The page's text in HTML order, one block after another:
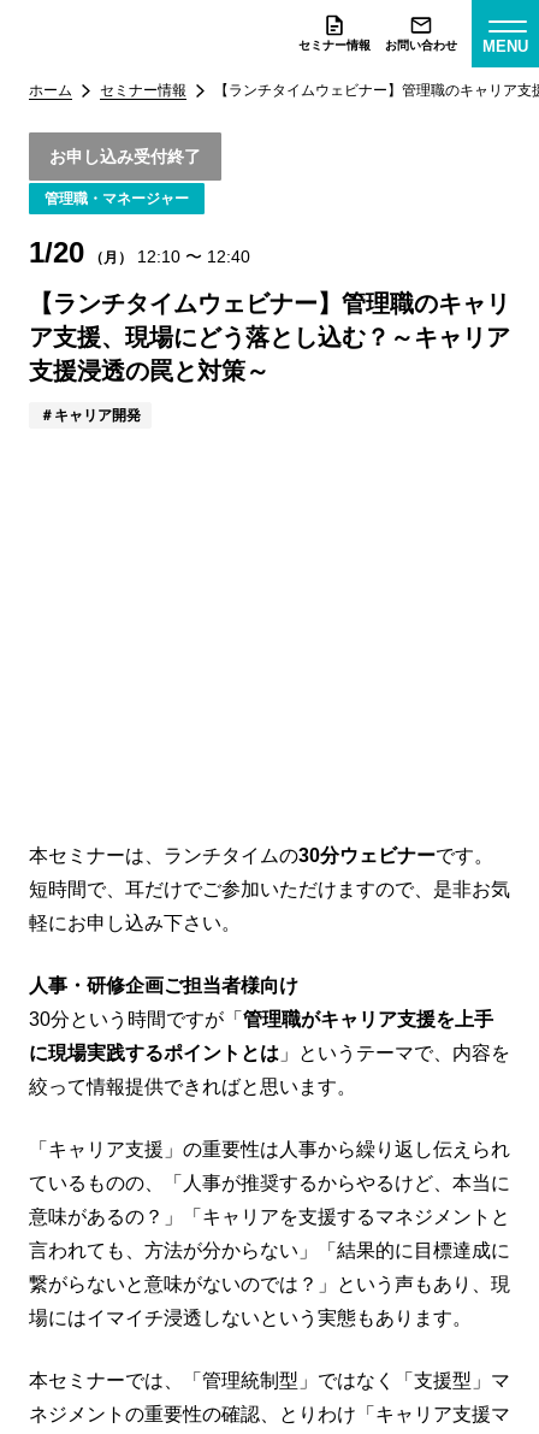
セミナー情報 お問い合わせ MENU
ホーム セミナー情報 【ランチタイムウェビナー】管理職のキャリア
お申し込み受付終了
管理職・マネージャー
1/20 （月） 12:10 〜 12:40
【ランチタイムウェビナー】管理職のキャリ
ア支援、現場にどう落とし込む？～キャリア
支援浸透の罠と対策～
キャリア開発
本セミナーは、ランチタイムの30分ウェビナーです。
短時間で、耳だけでご参加いただけますので、是非お気
軽にお申し込み下さい。
人事・研修企画ご担当者様向け
30分という時間ですが「 管理職がキャリア支援を上手
に現場実践するポイントとは 」というテーマで、内容を
絞って情報提供できればと思います。
「キャリア支援」の重要性は人事から繰り返し伝えられ
ているものの、「人事が推奨するからやるけど、本当に
意味があるの？」「キャリアを支援するマネジメントと
言われても、方法が分からない」「結果的に目標達成に
繋がらないと意味がないのでは？」という声もあり、現
場にはイマイチ浸透しないという実態もあります。
本セミナーでは、「管理統制型」ではなく「支援型」マ
ネジメントの重要性の確認、とりわけ「キャリア支援マ